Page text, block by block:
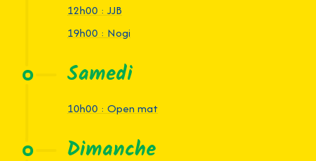
12h00 : JJB
19h00 : Nogi
Samedi
10h00 : Open mat
Dimanche